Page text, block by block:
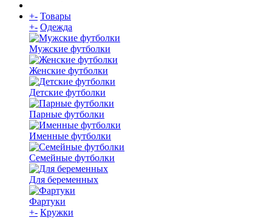
+- Товары
+- Одежда
Мужские футболки
Женские футболки
Детские футболки
Парные футболки
Именные футболки
Семейные футболки
Для беременных
Фартуки
+- Кружки